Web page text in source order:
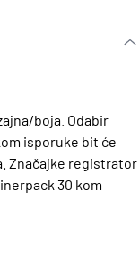
boja. Odabir
isporuke bit će
Značajke registrator
30 kom